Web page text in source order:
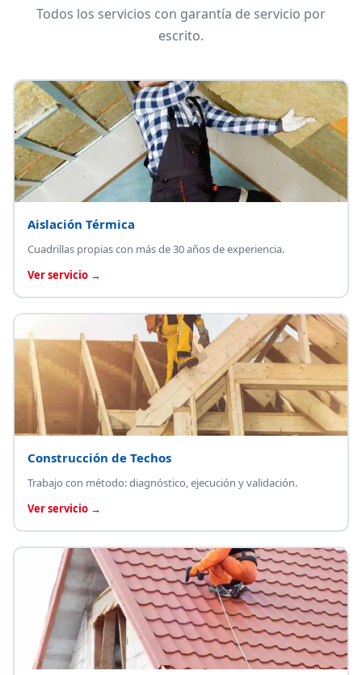
Todos los servicios con garantía de servicio por
escrito.
Aislación Térmica
Cuadrillas propias con más de 30 años de experiencia.
Ver servicio →
Construcción de Techos
Trabajo con método: diagnóstico, ejecución y validación.
Ver servicio →